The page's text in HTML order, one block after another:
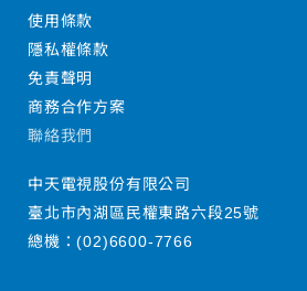
使用條款
隱私權條款
免責聲明
商務合作方案
聯絡我們
中天電視股份有限公司
臺北市內湖區民權東路六段25號
總機：(02)6600-7766